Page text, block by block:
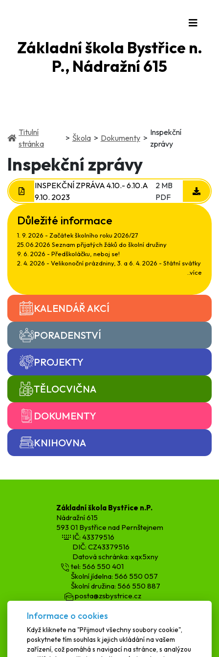
Základní škola Bystřice n.
P., Nádražní 615
Důležité informace
1. 9. 2026 - Začátek školního roku 2026/27
25.06.2026 Seznam přijatých žáků do školní družiny
9. 6. 2026 - Předškoláčku, neboj se!
2. 4. 2026 - Velikonoční prázdniny, 3. a 6. 4. 2026 - Státní svátky
..více
KALENDÁŘ AKCÍ
PORADENSTVÍ
PROJEKTY
TĚLOCVIČNA
DOKUMENTY
KNIHOVNA
Titulní
stránka(current)
Škola(current)
Dokumenty(current)
Inspekční
zprávy
Inspekční zprávy
INSPEKČNÍ ZPRÁVA 4.10.- 6.10.A
9.10. 2023
2 MB
PDF
Základní škola Bystřice n.P.
Nádražní 615
593 01 Bystřice nad Pernštejnem
IČ: 43379516
DIČ: CZ43379516
Datová schránka: xqx5xny
tel: 566 550 401
Školní jídelna: 566 550 057
Školní družina: 566 550 887
posta@zsbystrice.cz
podatelna@zsbystrice.cz
SCHRÁNKA DŮVĚRY
Informace o cookies
Když kliknete na "Přijmout všechny soubory cookie",
poskytnete tím souhlas k jejich ukládání na vašem
zařízení, což pomáhá s navigací na stránce, s analýzou